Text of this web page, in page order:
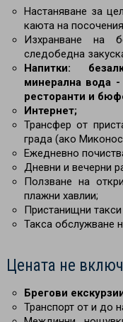
Настаняване за
каюта на
Изхранване на
следобедна
Напитки:
минерална вода
ресторанти и
Интернет;
Трансфер от
града (ако
Ежедневно
Дневни и вечерни
Ползване на
плажни хавлии;
Пристанищни
Такса обслужване
Цената не
Брегови
Транспорт от и до